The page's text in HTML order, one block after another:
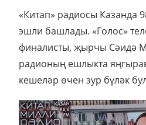
«Китап» радиосы Казанда
эшли башлады. «Голос»
финалисты, җырчы Сәидә
радионың ешлыкта
кешеләр өчен зур бүләк